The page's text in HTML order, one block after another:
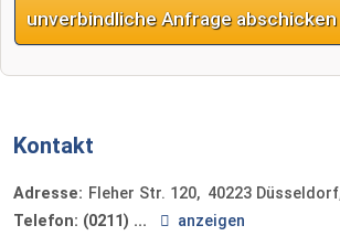
unverbindliche Anfrage abschicken
Kontakt
Adresse: Fleher Str. 120 40223 Düsseldorf
Telefon: (0211) ... anzeigen